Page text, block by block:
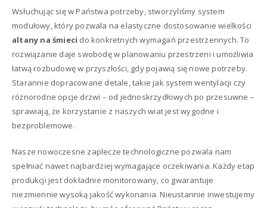
Wsłuchując się w Państwa potrzeby, stworzyliśmy system
modułowy, który pozwala na elastyczne dostosowanie wielkości
altany na śmieci do konkretnych wymagań przestrzennych. To
rozwiązanie daje swobodę w planowaniu przestrzeni i umożliwia
łatwą rozbudowę w przyszłości, gdy pojawią się nowe potrzeby.
Starannie dopracowane detale, takie jak system wentylacji czy
różnorodne opcje drzwi – od jednoskrzydłowych po przesuwne –
sprawiają, że korzystanie z naszych wiat jest wygodne i
bezproblemowe.
Nasze nowoczesne zaplecze technologiczne pozwala nam
spełniać nawet najbardziej wymagające oczekiwania. Każdy etap
produkcji jest dokładnie monitorowany, co gwarantuje
niezmiennie wysoką jakość wykonania. Nieustannie inwestujemy